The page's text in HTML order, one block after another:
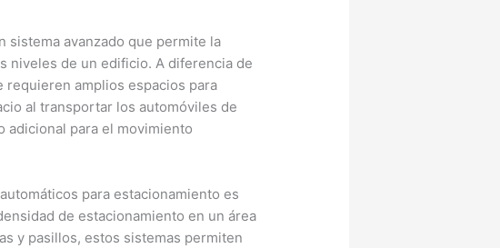
sistema avanzado que permite la
niveles de un edificio. A diferencia de
amplios espacios para
al transportar los automóviles de
adicional para el movimiento
para estacionamiento es
de estacionamiento en un área
y pasillos, estos sistemas permiten